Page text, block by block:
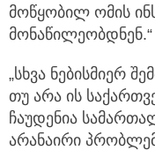
მოწყობილ ომის
მონაწილეობდნენ.“
„სხვა ნებისმიერ
თუ არა ის
ჩაუდენია
არანაირი